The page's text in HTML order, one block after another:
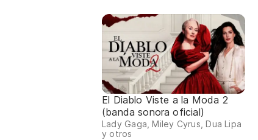
El Diablo Viste a la Moda 2
(banda sonora oficial)
Lady Gaga, Miley Cyrus, Dua Lipa
y otros